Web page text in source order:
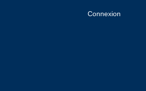
Connexion